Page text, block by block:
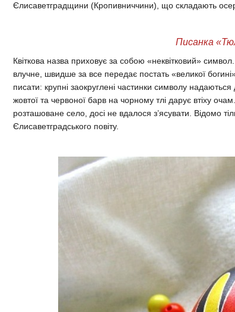
Єлисаветградщини (Кропивниччини), що складають
Писанка
Квіткова назва приховує за собою «неквітковий»
влучне, швидше за все передає постать «великої
писати: крупні заокруглені частинки символу
жовтої та червоної барв на чорному тлі дарує втіху
розташоване село, досі не вдалося з’ясувати. Відомо
Єлисаветградського повіту.